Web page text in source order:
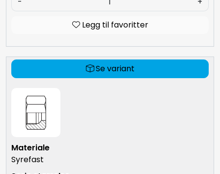
Legg til favoritter
Se variant
Syrefast